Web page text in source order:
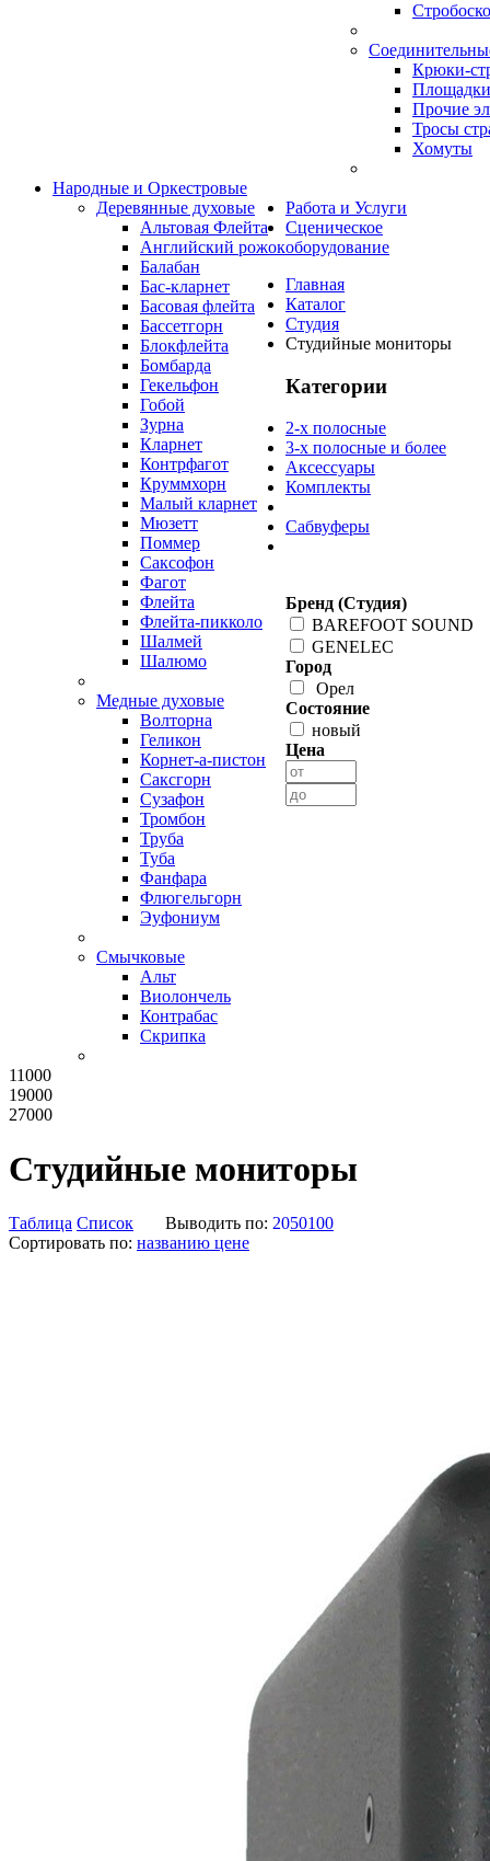
Крюки-
Прочие
Тросы
Хомуты
Народные и Оркестровые
Деревянные духовые
Альтовая Флейта
Английский рожок
Балабан
Бас-кларнет
Басовая флейта
Бассетгорн
Блокфлейта
Бомбарда
Гекельфон
Гобой
Зурна
Кларнет
Контрфагот
Круммхорн
Малый кларнет
Мюзетт
Поммер
Саксофон
Фагот
Флейта
Флейта-пикколо
Шалмей
Шалюмо
Медные духовые
Волторна
Геликон
Корнет-а-пистон
Саксгорн
Сузафон
Тромбон
Труба
Туба
Фанфара
Флюгельгорн
Эуфониум
Смычковые
Альт
Виолончель
Контрабас
Скрипка
Работа и Услуги
Сценическое
оборудование
Главная
Каталог
Студия
Студийные мониторы
Категории
2-х полосные
3-х полосные и более
Аксессуары
Комплекты
Сабвуферы
Бренд (Студия)
BAREFOOT SOUND
GENELEC
Город
Орел
Состояние
новый
Цена
11000
19000
27000
Студийные мониторы
Таблица Список Выводить по: 2050100
Сортировать по: названию цене